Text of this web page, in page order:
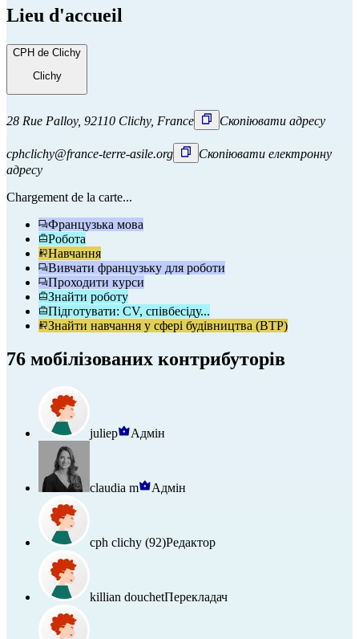
Lieu d'accueil
CPH de Clichy
Clichy
28 Rue Palloy, 92110 Clichy, France Скопіювати адресу
cphclichy@france-terre-asile.org
Скопіювати електронну
адресу
Chargement de la carte...
Французька мова
Робота
Навчання
Вивчати французьку для роботи
Проходити курси
Знайти роботу
Підготувати: CV, співбесіду...
Знайти навчання у сфері будівництва (BTP)
76 мобілізованих контрибуторів
juliep Адмін
claudia m Адмін
cph clichy (92)Редактор
killian douchetПерекладач